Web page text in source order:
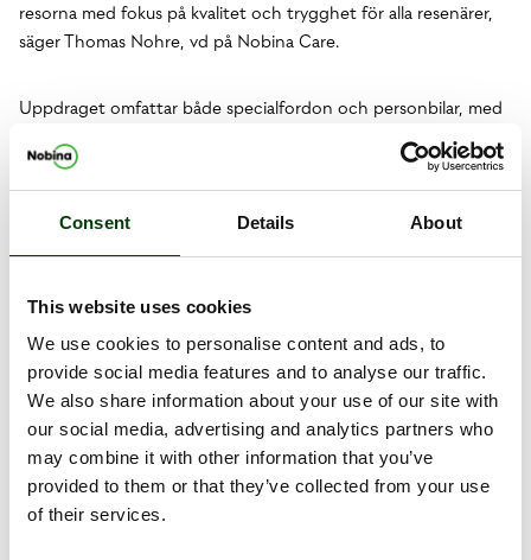
Consent Details About
This website uses cookies
We use cookies to personalise content and ads, to
provide social media features and to analyse our traffic.
We also share information about your use of our site with
our social media, advertising and analytics partners who
may combine it with other information that you’ve
provided to them or that they’ve collected from your use
of their services.
resorna med fokus på kvalitet och trygghet för alla resenärer,
säger Thomas Nohre, vd på Nobina Care.
Uppdraget omfattar både specialfordon och personbilar, med
tydliga krav på informationssäkerhet och miljö. Senast 2028–
2029 ska 45 procent av personbilsflottan vara eldriven, medan
resterande fordon ska drivas av fossilfria bränslen.
– Som leverantör av tusentals resor om dagen har vi ett stort
skärpta krav i upphandlingarna av särskild kollektivtrafik som kan
driva branschen mot en mer hållbar utveckling, avslutar
Thomas Nohre.
Tilldelningsbeslutet kan överklagas fram till den 24 november.
Dokument